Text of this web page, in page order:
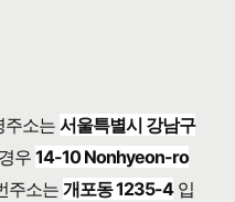
주소는서울특별시 강남구
우14-10 Nonhyeon-ro
주소는개포동 1235-4입